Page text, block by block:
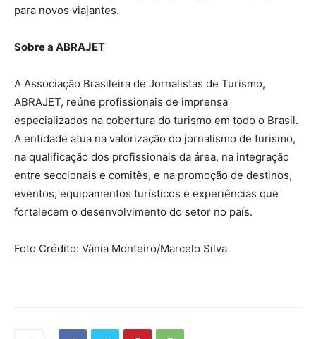
para novos viajantes.
Sobre a ABRAJET
A Associação Brasileira de Jornalistas de Turismo,
ABRAJET, reúne profissionais de imprensa
especializados na cobertura do turismo em todo o Brasil.
A entidade atua na valorização do jornalismo de turismo,
na qualificação dos profissionais da área, na integração
entre seccionais e comitês, e na promoção de destinos,
eventos, equipamentos turísticos e experiências que
fortalecem o desenvolvimento do setor no país.
Foto Crédito: Vânia Monteiro/Marcelo Silva